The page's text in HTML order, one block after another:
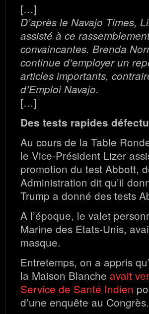
[…]
D’après le Navajo Times,
assisté à ce
convaincantes. Brenda
continue d’employer un
articles importants,
d’Emploi Navajo.
[…]
Des tests rapides
Au cours de la Table
le Vice-Président Lizer
promotion du test Abbott,
Administration dit qu’il
Trump a donné des tests
A l’époque, le valet
Marine des Etats-Unis,
masque.
Entretemps, on a appris
la Maison Blanche avait
Service de Santé Indien
d’une enquête au Congrès.